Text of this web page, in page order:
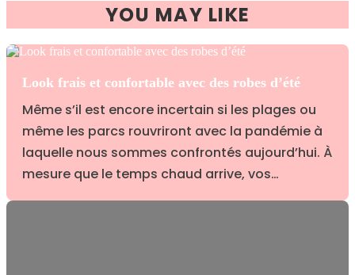
YOU MAY LIKE
Look frais et confortable avec des robes d’été
Même s’il est encore incertain si les plages ou
même les parcs rouvriront avec la pandémie à
laquelle nous sommes confrontés aujourd’hui. À
mesure que le temps chaud arrive, vos…